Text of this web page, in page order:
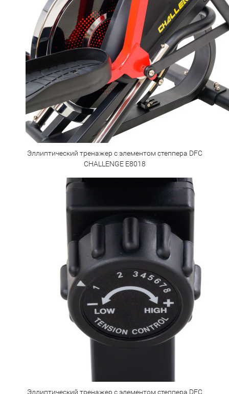
Эллиптический тренажер с элементом степпера DFC
CHALLENGE E8018
Эллиптический тренажер с элементом степпера DFC